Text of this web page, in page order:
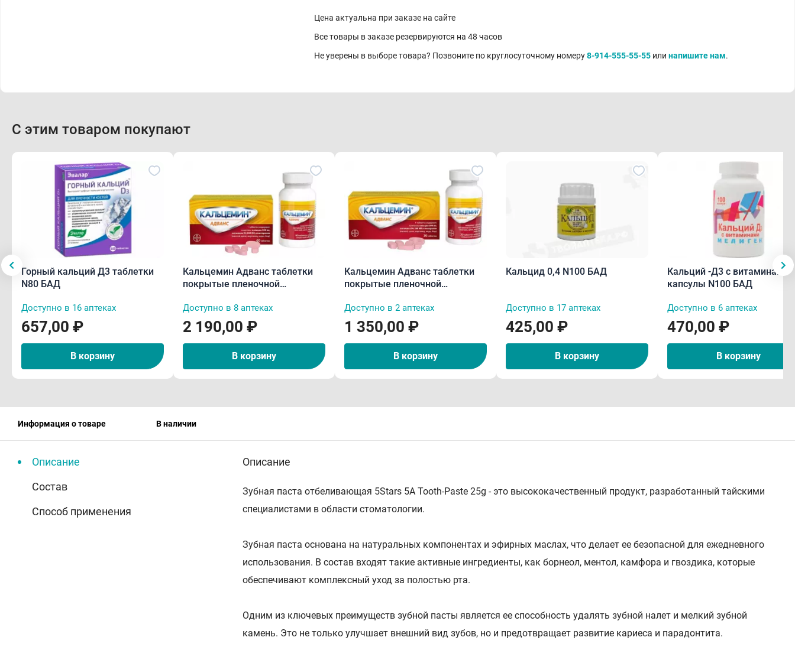
Цена актуальна при заказе на сайте
Все товары в заказе резервируются на 48 часов
Не уверены в выборе товара? Позвоните по круглосуточному номеру8-914-555-55-55 или напишите нам.
С этим товаром покупают
Горный кальций Д3 таблетки
N80 БАД
Доступно в 16 аптеках
657,00 ₽
В корзину
Кальцемин Адванс таблетки
покрытые пленочной
Доступно в 8 аптеках
2 190,00 ₽
В корзину
Кальцемин Адванс таблетки
покрытые пленочной
Доступно в 2 аптеках
1 350,00 ₽
В корзину
Кальцид 0,4 N100 БАД
Доступно в 17 аптеках
425,00 ₽
В корзину
Кальций -Д3 с витаминами
капсулы N100 БАД
Доступно в 6 аптеках
470,00 ₽
В корзину
Информация о товаре В наличии
Описание
Состав
Способ применения
Описание
Зубная паста отбеливающая 5Stars 5A Tooth-Paste 25g - это высококачественный продукт, разработанный тайскими
специалистами в области стоматологии.
Зубная паста основана на натуральных компонентах и эфирных маслах, что делает ее безопасной для ежедневного
использования. В состав входят такие активные ингредиенты, как борнеол, ментол, камфора и гвоздика, которые
обеспечивают комплексный уход за полостью рта.
Одним из ключевых преимуществ зубной пасты является ее способность удалять зубной налет и мелкий зубной
камень. Это не только улучшает внешний вид зубов, но и предотвращает развитие кариеса и парадонтита.